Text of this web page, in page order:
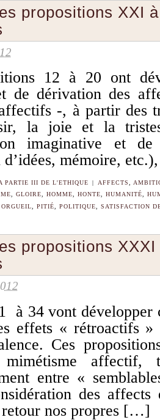
propositions XXI
12 à 20 ont
de dérivation des
-, à partir des
la joie et la
imaginative et
d’idées, mémoire,
PARTIE III DE L'ETHIQUE | AFFECTS
GLOIRE HOMME HONTE HUMANITÉ
ORGUEIL
,PITIÉ ,POLITIQUE ,SATISFACTION
propositions
à 34 vont développer
effets « rétroactifs
Ces
affectif,
entre «
des
retour nos propres […]